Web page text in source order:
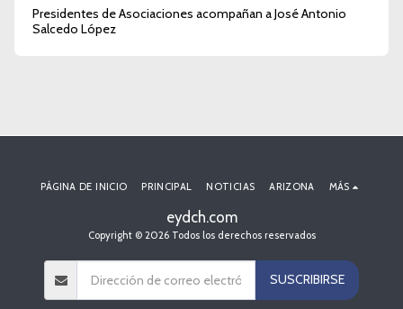
Presidentes de Asociaciones acompañan a José Antonio
Salcedo López
eydch.com
Copyright © 2026 Todos los derechos reservados
PÁGINA DE INICIO PRINCIPAL NOTICIAS ARIZONA MÁS
SUSCRIBIRSE